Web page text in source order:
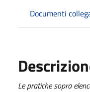
Documenti
Le pratiche sopra